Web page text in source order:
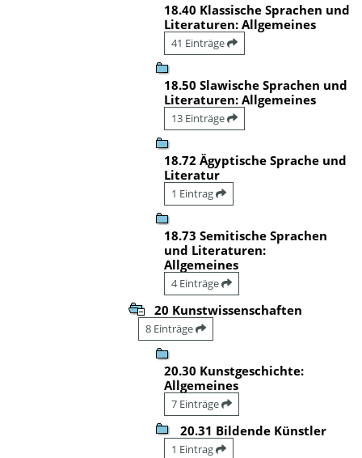
18.40 Klassische Sprachen und
Literaturen: Allgemeines
41 Einträge
18.50 Slawische Sprachen und
Literaturen: Allgemeines
13 Einträge
18.72 Ägyptische Sprache und
Literatur
1 Eintrag
18.73 Semitische Sprachen
und Literaturen:
Allgemeines
4 Einträge
20 Kunstwissenschaften
8 Einträge
20.30 Kunstgeschichte:
Allgemeines
7 Einträge
20.31 Bildende Künstler
1 Eintrag